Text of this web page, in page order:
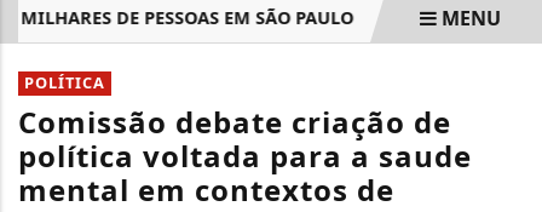
DE PESSOAS EM SÃO PAULO GOVERNO
EM ALTA
MENU
POLÍTICA
Comissão debate criação de
política voltada para a saude
mental em contextos de